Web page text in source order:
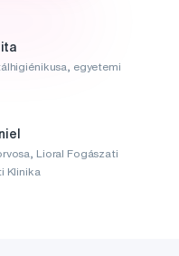
egyetemi
Lioral Fogászati
Klinika